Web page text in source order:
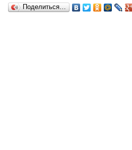
Поделиться…